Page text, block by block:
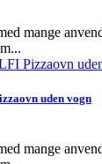
mange
uden vogn
mange